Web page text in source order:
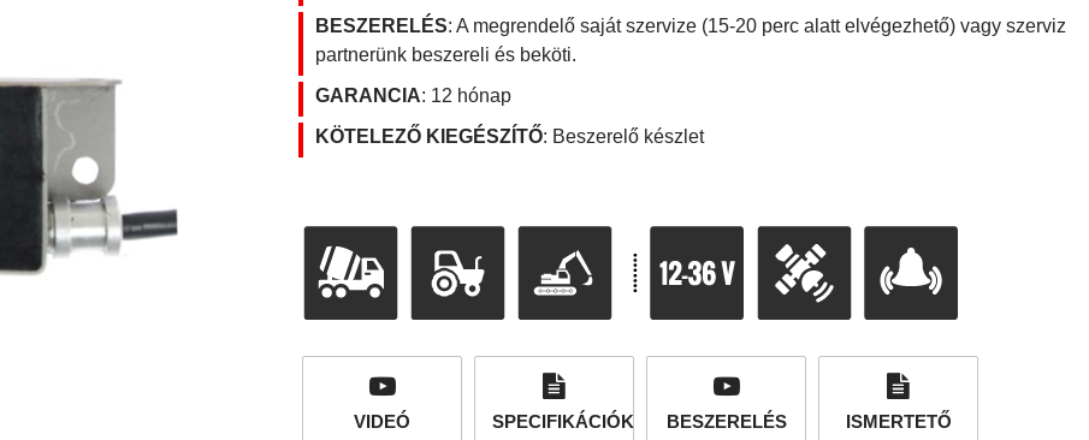
BESZERELÉS: A megrendelő saját szervize (15-20 perc alatt elvégezhető) vagy szerviz
partnerünk beszereli és beköti.
GARANCIA: 12 hónap
KÖTELEZŐ KIEGÉSZÍTŐ: Beszerelő készlet
VIDEÓ SPECIFIKÁCIÓK BESZERELÉS ISMERTETŐ